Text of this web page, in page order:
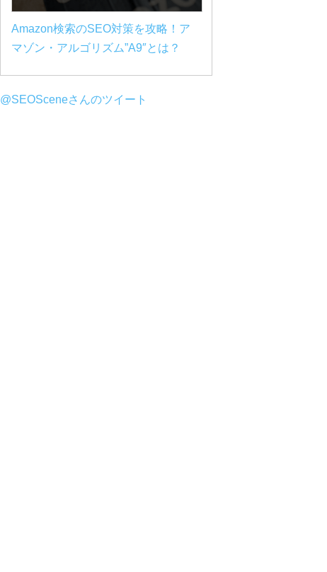
Amazon検索のSEO対策を攻略！ア
マゾン・アルゴリズム”A9″とは？
@SEOSceneさんのツイート